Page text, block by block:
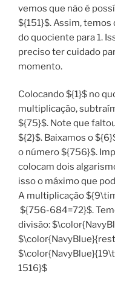
vemos que não é
${151}$. Assim,
do quociente para 1.
preciso ter cuidado
momento.
Colocando ${1}$ no
multiplicação,
${75}$. Note que
${2}$. Baixamos o
o número ${756}$.
colocam dois
isso o máximo que
A multiplicação
${756-684=72}$.
divisão:
1516}$